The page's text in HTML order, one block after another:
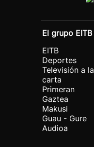
El grupo EITB
EITB
Deportes
Televisión a la
carta
Primeran
Gaztea
Makusi
Guau - Gure
Audioa